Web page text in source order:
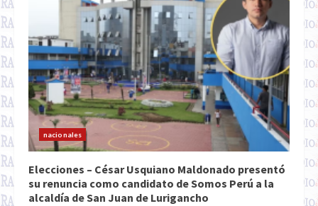
nacionales
Elecciones – César Usquiano Maldonado presentó
su renuncia como candidato de Somos Perú a la
alcaldía de San Juan de Lurigancho